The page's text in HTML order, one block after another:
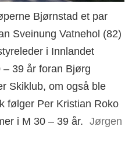
Bjørnstad et par
Sveinung Vatnehol (82)
i Innlandet
39 år foran Bjørg
Skiklub, om også ble
følger Per Kristian Roko
i M 30 – 39 år. Jørgen